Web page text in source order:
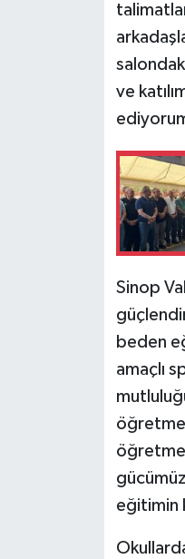
ve
Sinop
beden
amaçlı
eğitimin